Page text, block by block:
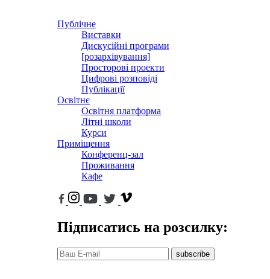
Публічне
Виставки
Дискусійні програми
[розархівування]
Просторові проекти
Цифрові розповіді
Публікації
Освітнє
Освітня платформа
Літні школи
Курси
Приміщення
Конференц-зал
Проживання
Кафе
Підписатись на розсилку:
subscribe